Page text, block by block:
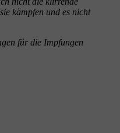
kämpfen und es nicht
für die Impfungen